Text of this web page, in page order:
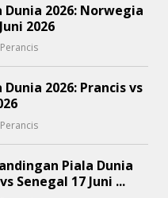
Dunia 2026: Norwegia
2026
2026: Prancis vs
Piala Dunia
Senegal 17 Juni ...